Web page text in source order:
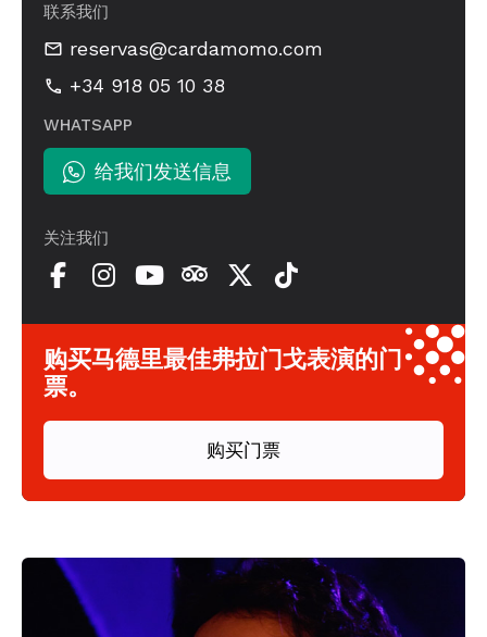
联系我们
reservas@cardamomo.com
+34 918 05 10 38
WHATSAPP
给我们发送信息
关注我们
购买马德里最佳弗拉门戈表演的门
票。
购买门票